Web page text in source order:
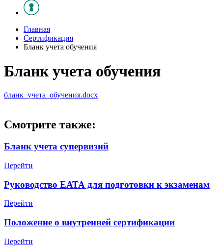
Главная
Сертификация
Бланк учета обучения
Бланк учета обучения
бланк_учета_обучения.docx
Смотрите также:
Бланк учета супервизий
Перейти
Руководство ЕАТА для подготовки к экзаменам
Перейти
Положение о внутренней сертификации
Перейти